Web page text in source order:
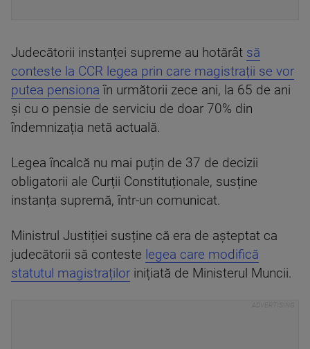
Judecătorii instanței supreme au hotărât să
conteste la CCR legea prin care magistrații se vor
putea pensiona în următorii zece ani, la 65 de ani
și cu o pensie de serviciu de doar 70% din
îndemnizația netă actuală.
Legea încalcă nu mai puțin de 37 de decizii
obligatorii ale Curții Constituționale, susține
instanța supremă, într-un comunicat.
Ministrul Justiției susține că era de așteptat ca
judecătorii să conteste legea care modifică
statutul magistraților inițiată de Ministerul Muncii.